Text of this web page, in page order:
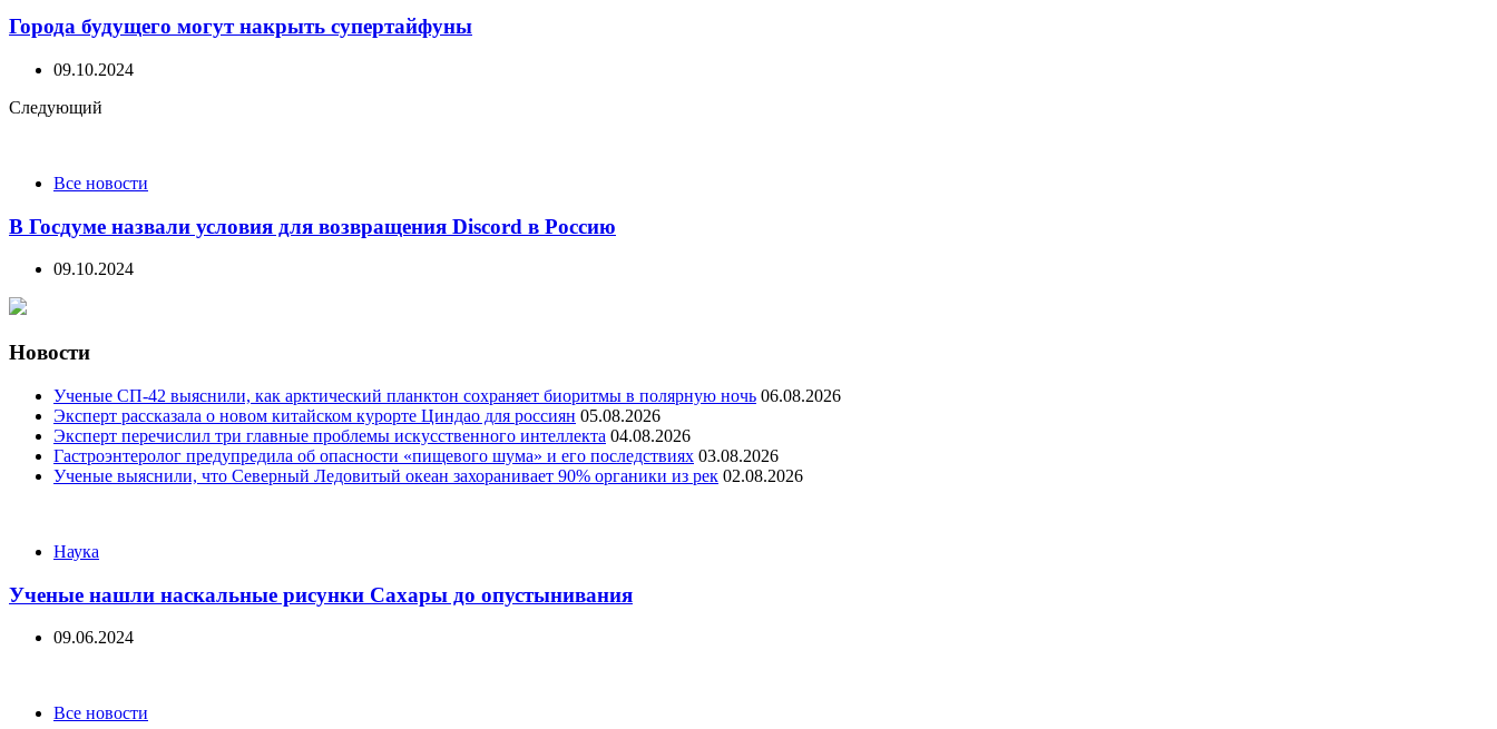
Города будущего могут накрыть супертайфуны
09.10.2024
Следующий
Все новости
В Госдуме назвали условия для возвращения Discord в Россию
09.10.2024
Новости
Ученые СП-42 выяснили, как арктический планктон сохраняет биоритмы в полярную ночь 06.08.2026
Эксперт рассказала о новом китайском курорте Циндао для россиян 05.08.2026
Эксперт перечислил три главные проблемы искусственного интеллекта 04.08.2026
Гастроэнтеролог предупредила об опасности «пищевого шума» и его последствиях 03.08.2026
Ученые выяснили, что Северный Ледовитый океан захоранивает 90% органики из рек 02.08.2026
Categories
Наука
Ученые нашли наскальные рисунки Сахары до опустынивания
09.06.2024
CategoriesВсе новости